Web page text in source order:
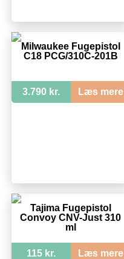
Milwaukee Fugepistol
C18 PCG/310C-201B
3.790 kr. Læs mere
Tajima Fugepistol
Convoy CNV-Just 310
ml
115 kr. Læs mere